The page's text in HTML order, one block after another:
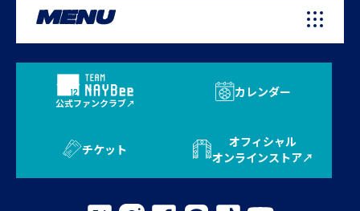
MENU
公式ファンクラブ
カレンダー
チケット
オフィシャル
オンラインストア